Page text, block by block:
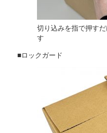
切り込みを指で押す
■ロックガード